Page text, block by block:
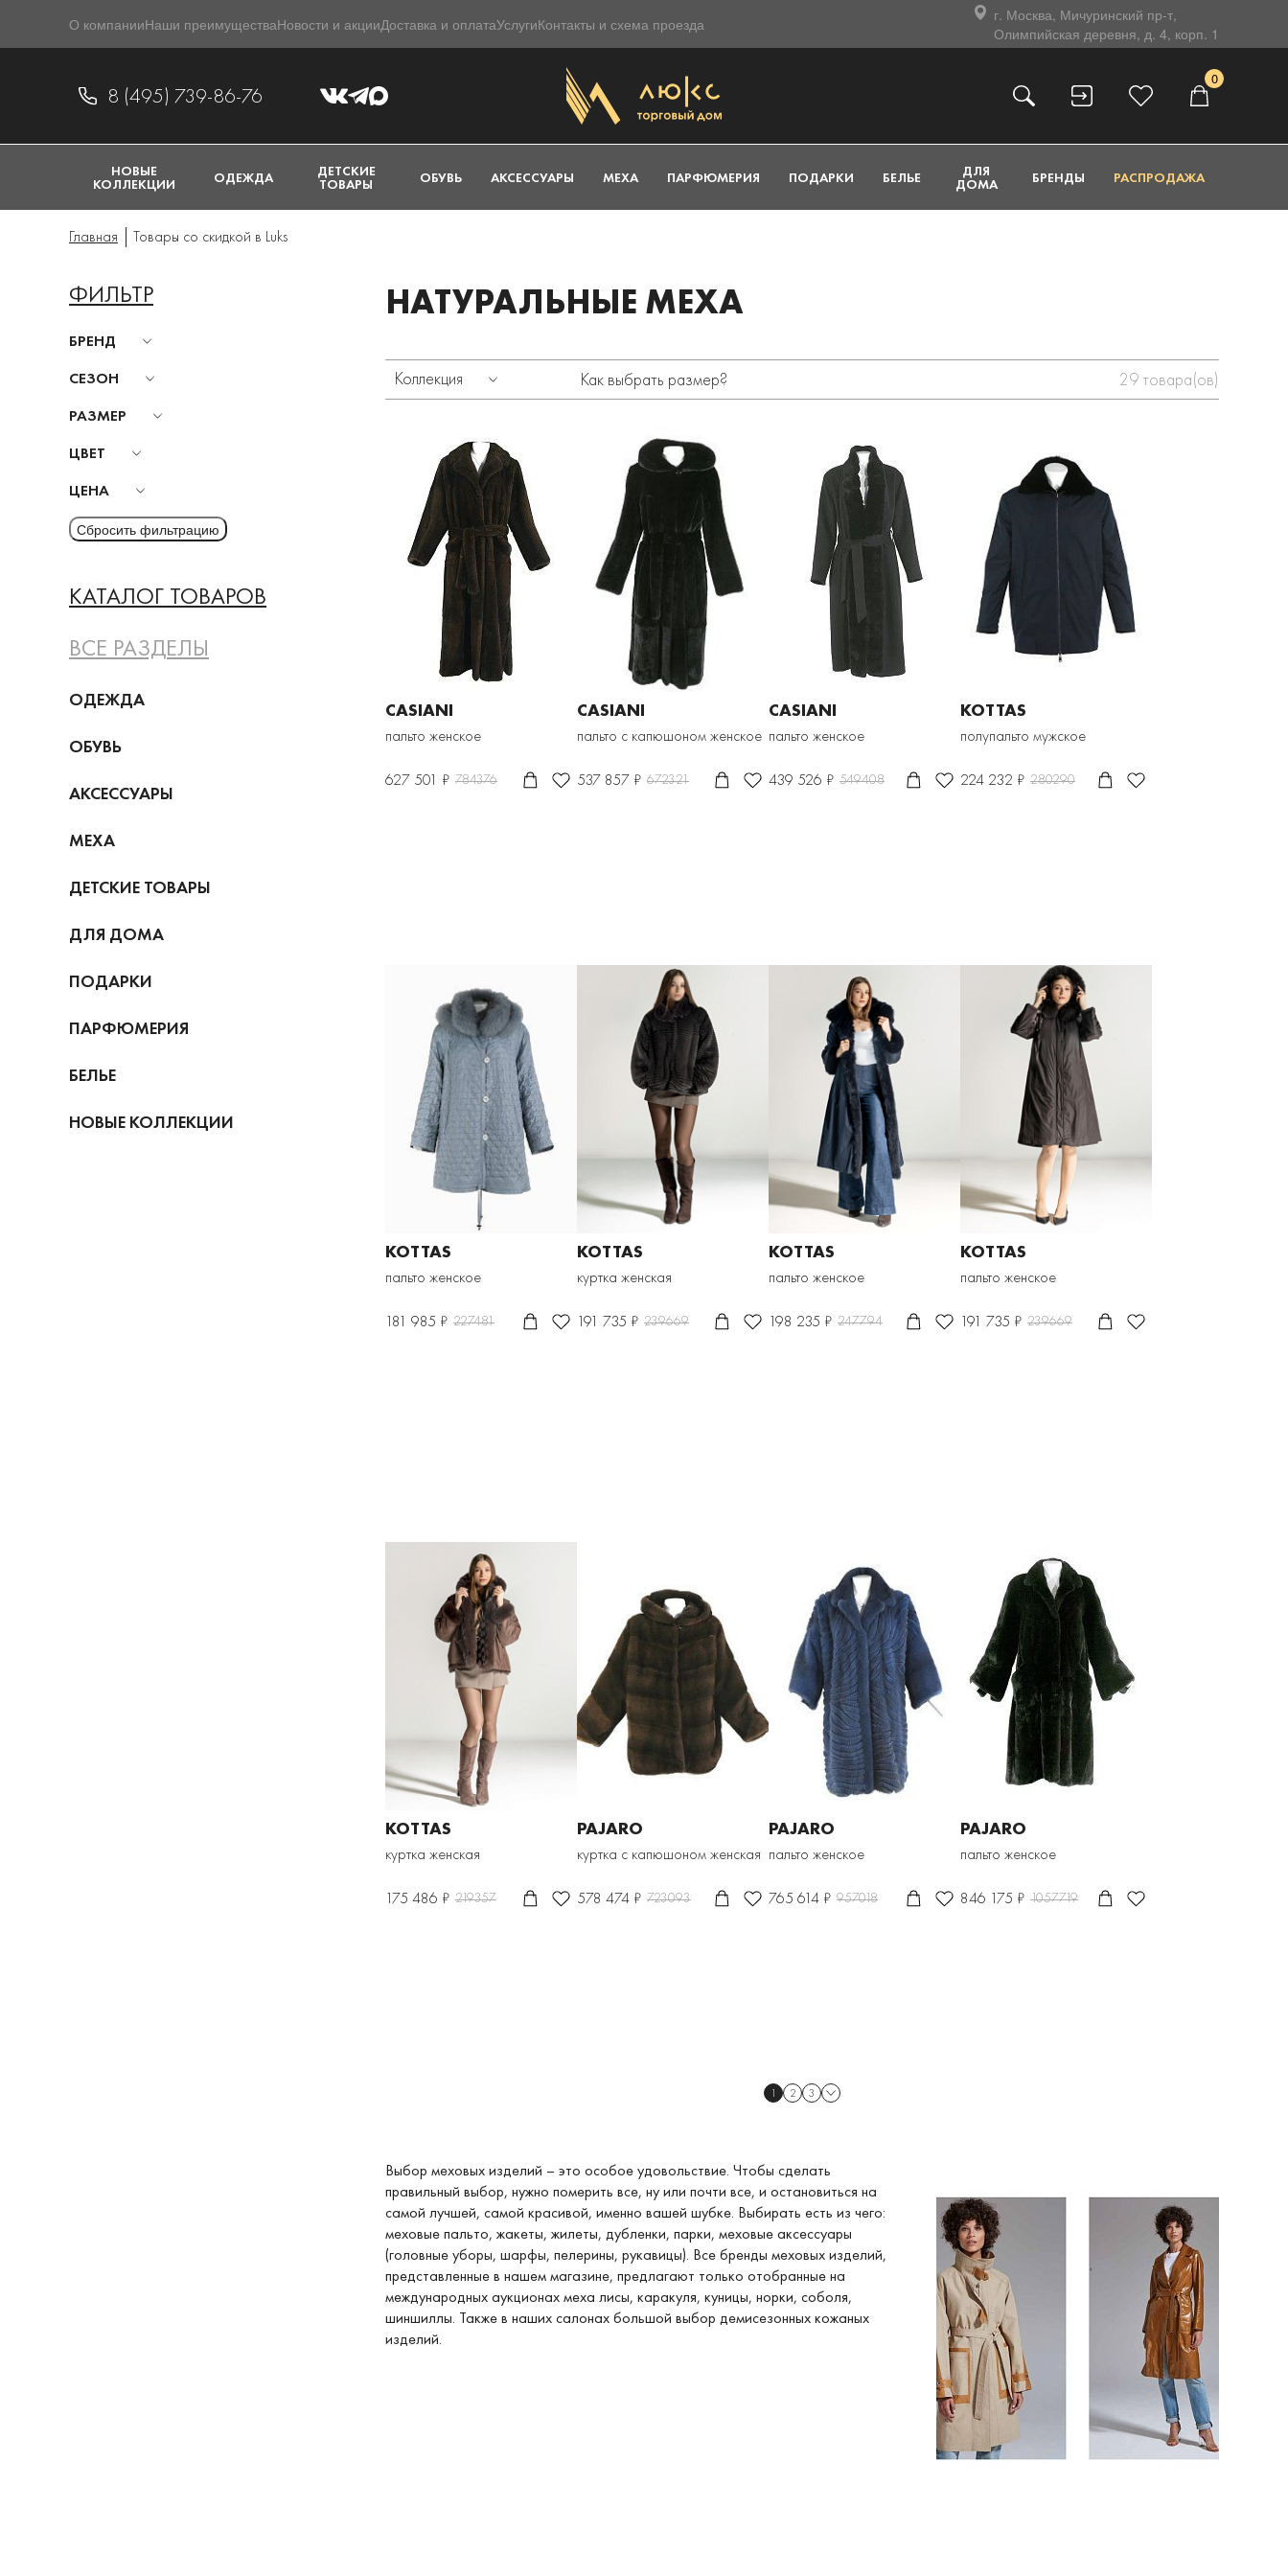
О компанииНаши преимуществаНовости и акцииДоставка и оплатаУслугиКонтакты и схема проезда
г. Москва, Мичуринский пр-т,
Олимпийская деревня, д. 4, корп. 1
8 (495) 739-86-76
0
НОВЫЕ
КОЛЛЕКЦИИ ОДЕЖДА ДЕТСКИЕ
ТОВАРЫ ОБУВЬ АКСЕССУАРЫ МЕХА ПАРФЮМЕРИЯ ПОДАРКИ БЕЛЬЕ ДЛЯ
ДОМА БРЕНДЫ РАСПРОДАЖА
Главная Товары со скидкой в Luks
ФИЛЬТР
БРЕНД
СЕЗОН
РАЗМЕР
ЦВЕТ
ЦЕНА
КАТАЛОГ ТОВАРОВ
ВСЕ РАЗДЕЛЫ
ОДЕЖДА
ОБУВЬ
АКСЕССУАРЫ
МЕХА
ДЕТСКИЕ ТОВАРЫ
ДЛЯ ДОМА
ПОДАРКИ
ПАРФЮМЕРИЯ
БЕЛЬЕ
НОВЫЕ КОЛЛЕКЦИИ
НАТУРАЛЬНЫЕ МЕХА
Коллекция Как выбрать размер? 29товара(ов)
CASIANI
пальто женское
627 501 ₽ 784376
CASIANI
пальто с капюшоном женское
537 857 ₽ 672321
CASIANI
пальто женское
439 526 ₽ 549408
KOTTAS
полупальто мужское
224 232 ₽ 280290
KOTTAS
пальто женское
181 985 ₽ 227481
KOTTAS
куртка женская
191 735 ₽ 239669
KOTTAS
пальто женское
198 235 ₽ 247794
KOTTAS
пальто женское
191 735 ₽ 239669
KOTTAS
куртка женская
175 486 ₽ 219357
PAJARO
куртка с капюшоном женская
578 474 ₽ 723093
PAJARO
пальто женское
765 614 ₽ 957018
PAJARO
пальто женское
846 175 ₽ 1057719
1 2 3
Выбор меховых изделий – это особое удовольствие. Чтобы сделать
правильный выбор, нужно померить все, ну или почти все, и остановиться на
самой лучшей, самой красивой, именно вашей шубке. Выбирать есть из чего:
меховые пальто, жакеты, жилеты, дубленки, парки, меховые аксессуары
(головные уборы, шарфы, пелерины, рукавицы). Все бренды меховых изделий,
представленные в нашем магазине, предлагают только отобранные на
международных аукционах меха лисы, каракуля, куницы, норки, соболя,
шиншиллы. Также в наших салонах большой выбор демисезонных кожаных
изделий.